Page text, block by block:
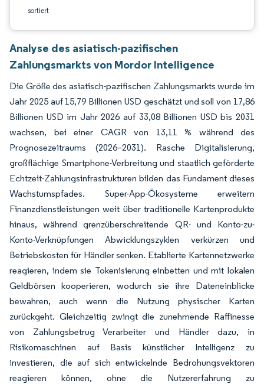
sortiert
Analyse des asiatisch-pazifischen
Zahlungsmarkts von Mordor Intelligence
Die Größe des asiatisch-pazifischen Zahlungsmarkts wurde im
Jahr 2025 auf 15,79 Billionen USD geschätzt und soll von 17,86
Billionen USD im Jahr 2026 auf 33,08 Billionen USD bis 2031
wachsen, bei einer CAGR von 13,11 % während des
Prognosezeitraums (2026–2031). Rasche Digitalisierung,
großflächige Smartphone-Verbreitung und staatlich geförderte
Echtzeit-Zahlungsinfrastrukturen bilden das Fundament dieses
Wachstumspfades. Super-App-Ökosysteme erweitern
Finanzdienstleistungen weit über traditionelle Kartenprodukte
hinaus, während grenzüberschreitende QR- und Konto-zu-
Konto-Verknüpfungen Abwicklungszyklen verkürzen und
Betriebskosten für Händler senken. Etablierte Kartennetzwerke
reagieren, indem sie Tokenisierung einbetten und mit lokalen
Geldbörsen kooperieren, wodurch sie ihre Dateneinblicke
bewahren, auch wenn die Nutzung physischer Karten
zurückgeht. Gleichzeitig zwingt die zunehmende Raffinesse
von Zahlungsbetrug Verarbeiter und Händler dazu, in
Risikomaschinen auf Basis künstlicher Intelligenz zu
investieren, die auf sich entwickelnde Bedrohungsvektoren
reagieren können, ohne die Nutzererfahrung zu